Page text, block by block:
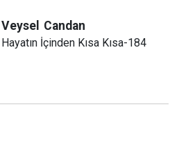
Veysel Candan
Hayatın İçinden Kısa Kısa-184